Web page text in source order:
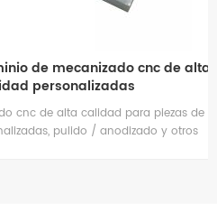
mecanizado cnc de alta
alta calidad para piezas de
pulido / anodizado y otros